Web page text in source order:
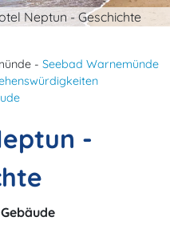
Neptun - Geschichte
- Seebad Warnemünde
-